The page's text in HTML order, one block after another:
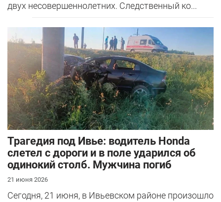
двух несовершеннолетних. Следственный ко...
Трагедия под Ивье: водитель Honda
слетел с дороги и в поле ударился об
одинокий столб. Мужчина погиб
21 июня 2026
Сегодня, 21 июня, в Ивьевском районе произошло